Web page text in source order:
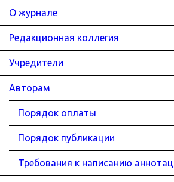
О журнале
Редакционная коллегия
Учредители
Авторам
Порядок оплаты
Порядок публикации
Требования к написанию